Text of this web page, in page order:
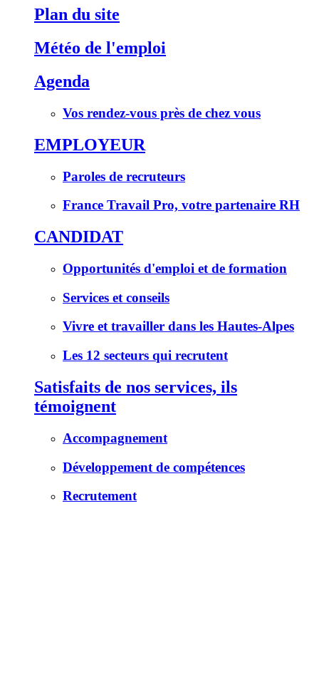
Plan du site
Météo de l'emploi
Agenda
Vos rendez-vous près de chez vous
EMPLOYEUR
Paroles de recruteurs
France Travail Pro, votre partenaire RH
CANDIDAT
Opportunités d'emploi et de formation
Services et conseils
Vivre et travailler dans les Hautes-Alpes
Les 12 secteurs qui recrutent
Satisfaits de nos services, ils
témoignent
Accompagnement
Développement de compétences
Recrutement